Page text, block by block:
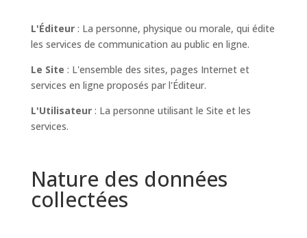
L'Éditeur : La personne, physique ou morale, qui édite
les services de communication au public en ligne.
Le Site : L'ensemble des sites, pages Internet et
services en ligne proposés par l'Éditeur.
L'Utilisateur : La personne utilisant le Site et les
services.
Nature des données
collectées